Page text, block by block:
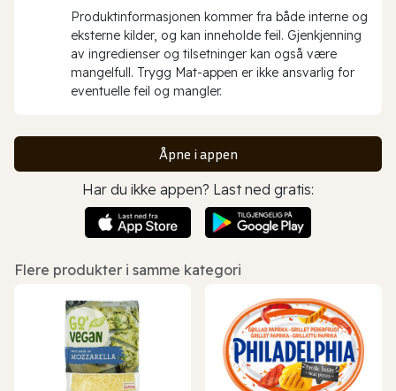
Produktinformasjonen kommer fra både interne og
eksterne kilder, og kan inneholde feil. Gjenkjenning
av ingredienser og tilsetninger kan også være
mangelfull. Trygg Mat-appen er ikke ansvarlig for
eventuelle feil og mangler.
Åpne i appen
Har du ikke appen? Last ned gratis:
Flere produkter i samme kategori